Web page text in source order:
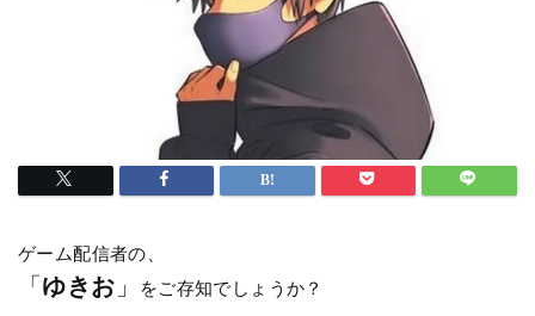
ゲーム配信者の、
「 ゆきお 」 をご存知でしょうか？